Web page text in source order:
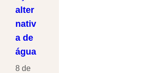
alter
nativ
a de
água
8 de